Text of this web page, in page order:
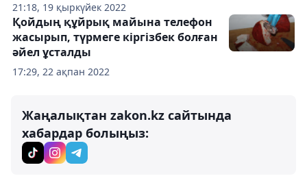
21:18, 19 қыркүйек 2022
17:29, 22 ақпан 2022
Қойдың құйрық майына телефон
жасырып, түрмеге кіргізбек болған
әйел ұсталды
Жаңалықтан zakon.kz сайтында
хабардар болыңыз: